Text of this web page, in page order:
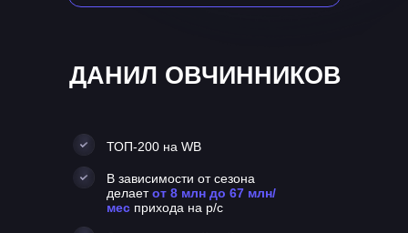
ДАНИЛ ОВЧИННИКОВ
ТОП-200 на WB
В зависимости от сезона
делаетот 8 млн до 67 млн/
мес прихода на р/с